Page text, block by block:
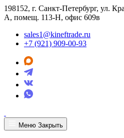
198152, г. Санкт-Петербург, ул.
А, помещ. 113-Н, офис 609в
sales1@kineftrade.ru
+7 (921) 909-00-93
Меню Закрыть